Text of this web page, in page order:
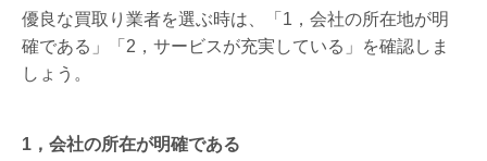
優良な買取り業者を選ぶ時は、「1，会社の所在地が明
確である」「2，サービスが充実している」を確認しま
しょう。
1，会社の所在が明確である